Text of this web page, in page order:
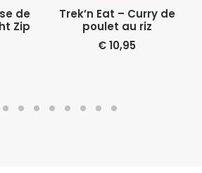
de
Zip
AJOUTER AU PANIER
Trek’n Eat – Curry de
poulet au riz
€10,95